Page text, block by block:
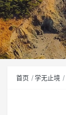
首页 学无止境